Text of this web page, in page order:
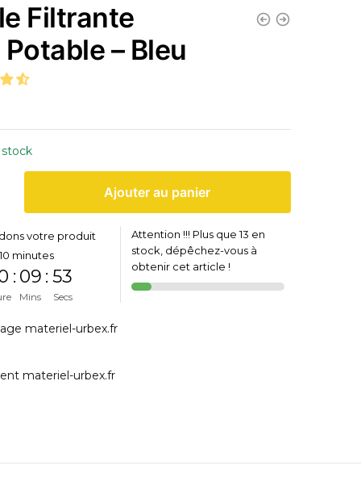
Filtrante
Potable – Bleu
stock
Ajouter au panier
votre produit
minutes
: 09
Mins
: 53
Secs
Attention !!! Plus que 13 en
stock, dépêchez-vous à
obtenir cet article !